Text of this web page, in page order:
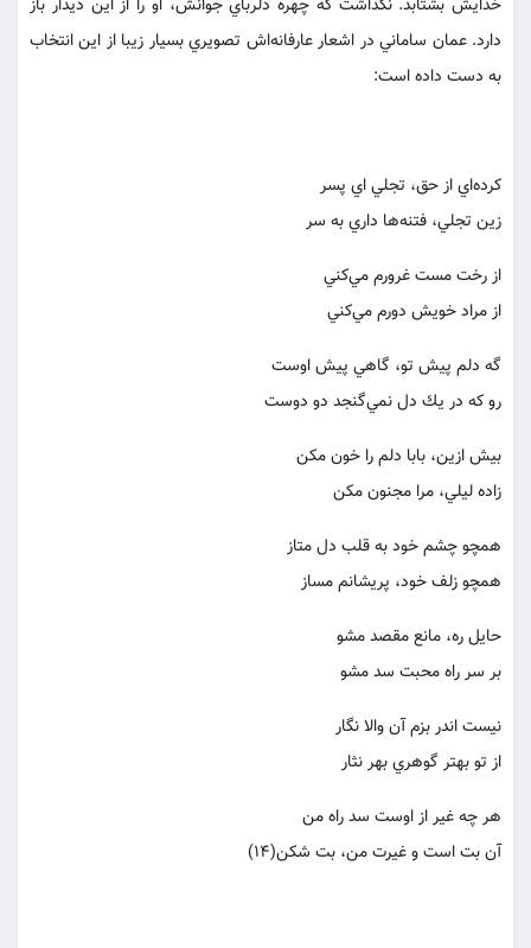
خدايش بشتابد. نگذاشت كه چهره دلرباي جوانش، او را از اين ديدار باز
دارد. عمان ساماني در اشعار عارفانه‌اش تصويري بسيار زيبا از اين انتخاب
به دست داده است:
كرده‌اي از حق، تجلي اي پسر
زين تجلي، فتنه‌ها داري به سر
از رخت مست غرورم مي‌كني
از مراد خويش دورم مي‌كني
گه دلم پيش تو، گاهي پيش اوست
رو كه در يك دل نمي‌گنجد دو دوست
بيش ازين، بابا دلم را خون مكن
زاده ليلي، مرا مجنون مكن
همچو چشم خود به قلب دل متاز
همچو زلف خود، پريشانم مساز
حايل ره، مانع مقصد مشو
بر سر راه محبت سد مشو
نيست اندر بزم آن والا نگار
از تو بهتر گوهري بهر نثار
هر چه غير از اوست سد راه من
آن بت است و غيرت من، بت شكن(14)